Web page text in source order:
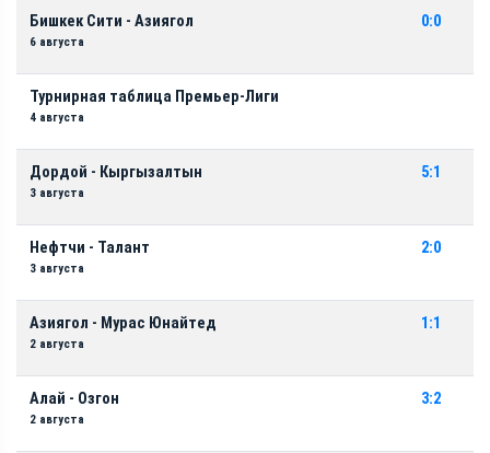
Бишкек Сити - Азиягол
6 августа
0:0
Турнирная таблица Премьер-Лиги
4 августа
Дордой - Кыргызалтын
3 августа
5:1
Нефтчи - Талант
3 августа
2:0
Азиягол - Мурас Юнайтед
2 августа
1:1
Алай - Озгон
2 августа
3:2